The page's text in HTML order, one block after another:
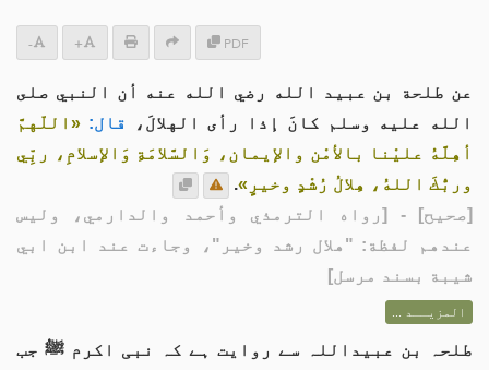
PDF
+
-
عن طلحة بن عبيد الله رضي الله عنه أن النبي صلى
الله عليه وسلم كانَ إذا رأى الهلالَ،
قال: «اللّهمَّ
أهِلَّهُ عليْنا بالأمْن والإيمان، وَالسَّلامَةِ وَالإسلامِ، ربِّي
وربُّكَ اللهُ، هِلالُ رُشْدٍ وخيرٍ».
[صحيح] - [رواه الترمذي وأحمد والدارمي، وليس
عندهم لفظة: "هلال رشد وخير"، وجاءت عند ابن ابي
شيبة بسند مرسل]
المزيــد ...
طلحہ بن عبیداللہ سے روایت ہے کہ نبی اکرم ﷺ جب